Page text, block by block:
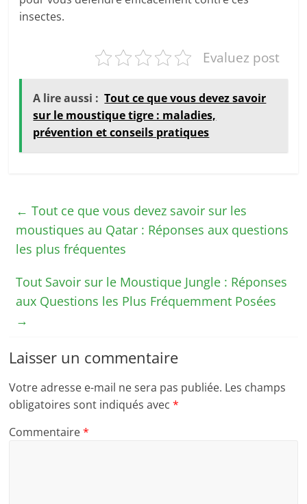
insectes.
Evaluez post
A lire aussi : Tout ce que vous devez savoir
sur le moustique tigre : maladies,
prévention et conseils pratiques
← Tout ce que vous devez savoir sur les
moustiques au Qatar : Réponses aux questions
les plus fréquentes
Tout Savoir sur le Moustique Jungle : Réponses
aux Questions les Plus Fréquemment Posées
→
Laisser un commentaire
Votre adresse e-mail ne sera pas publiée. Les champs
obligatoires sont indiqués avec*
Commentaire*